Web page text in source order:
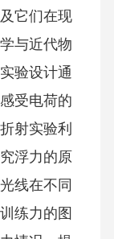
它们在现
与近代物
验设计通
受电荷的
射实验利
浮力的原
线在不同
练力的图